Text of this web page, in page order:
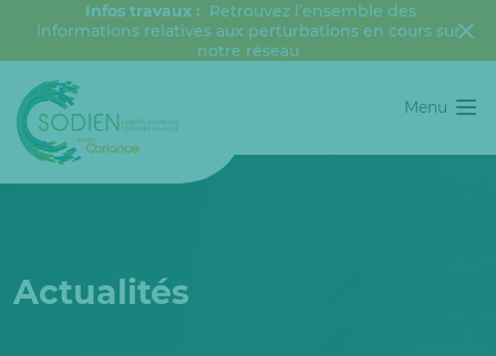
Infos travaux : Retrouvez l’ensemble des
informations relatives aux perturbations en cours sur
notre réseau
Menu
Actualités